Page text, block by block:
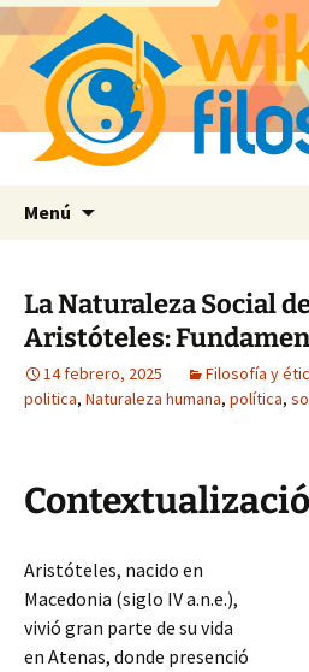
Menú
La Naturaleza Social
Aristóteles:
14 febrero, 2025 Filosofía y
politica, Naturaleza humana, política,
Aristóteles, nacido en
Macedonia (siglo IV a.n.e.),
vivió gran parte de su vida
en Atenas, donde presenció